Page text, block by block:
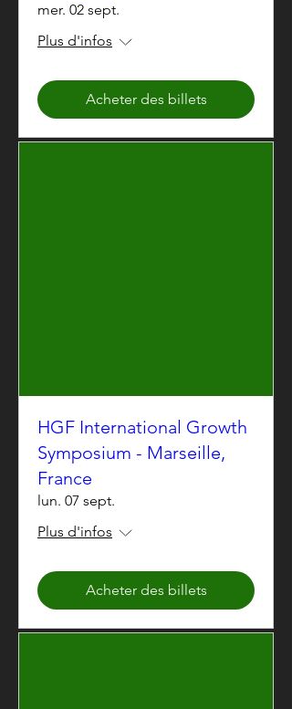
mer. 02 sept.
Plus d'infos
Acheter des billets
HGF International Growth
Symposium - Marseille,
France
lun. 07 sept.
Plus d'infos
Acheter des billets